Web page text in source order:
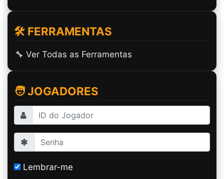
🛠️ FERRAMENTAS
🔧 Ver Todas as Ferramentas
🧑 JOGADORES
Lembrar-me